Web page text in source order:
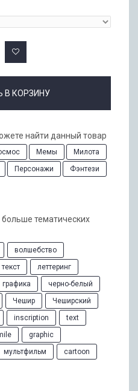
В КОРЗИНУ
найти данный товар
Мемы
Милота
Персонажи
Фэнтези
тематических
волшебство
текст
леттеринг
графика
черно-белый
Чешир
Чеширский
inscription
text
graphic
мультфильм
cartoon